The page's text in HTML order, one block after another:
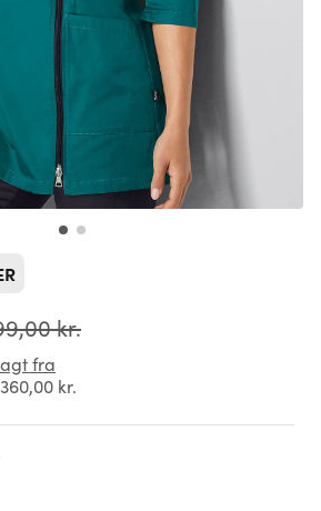
kr.
fra
360,00 kr.